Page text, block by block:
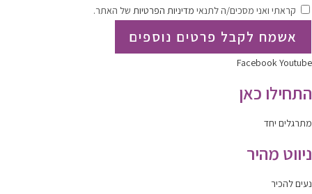
קראתי ואני מסכים/ה לתנאי מדיניות הפרטיות של האתר.
אשמח לקבל פרטים נוספים
FacebookYoutube
התחילו כאן
מתרגלים יחד
ניווט מהיר
נעים להכיר